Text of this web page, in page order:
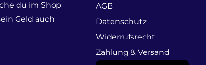
du im Shop
Geld auch
AGB
Datenschutz
Widerrufsrecht
Zahlung & Versand